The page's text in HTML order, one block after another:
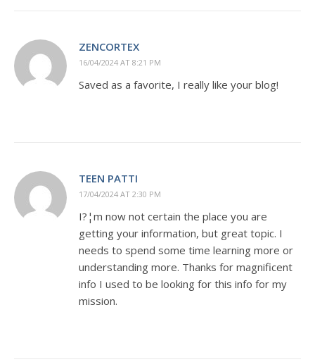
ZENCORTEX
16/04/2024 AT 8:21 PM
Saved as a favorite, I really like your blog!
TEEN PATTI
17/04/2024 AT 2:30 PM
I?¦m now not certain the place you are
getting your information, but great topic. I
needs to spend some time learning more or
understanding more. Thanks for magnificent
info I used to be looking for this info for my
mission.